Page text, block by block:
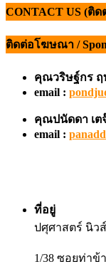
CONTACT US (ติด
ติดต่อโฆษณา /
คุณวริษฐ์กร ฤ
email :
คุณปนัดดา เต
email :
ที่อยู่
ปศุศาสตร์ นิว
1/38 ซอยท่าข้